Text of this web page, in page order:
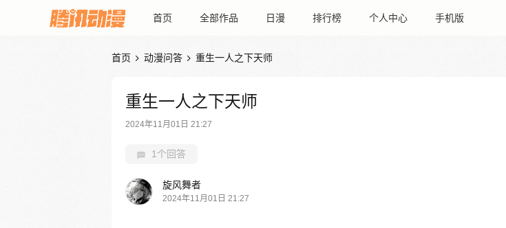
首页 全部作品 日漫 排行榜 个人中心 手机版
首页  动漫问答  重生一人之下天师
重生一人之下天师
2024年11月01日 21:27
1个回答
旋风舞者
2024年11月01日 21:27